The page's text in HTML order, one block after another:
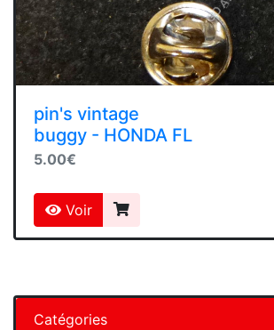
pin's vintage
buggy - HONDA FL
5.00€
Voir
Catégories